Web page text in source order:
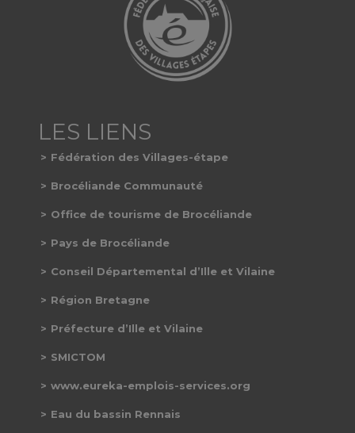
Fédération des Villages-étape
Brocéliande Communauté
Office de tourisme de Brocéliande
Pays de Brocéliande
Conseil Départemental d’Ille et Vilaine
Région Bretagne
Préfecture d’Ille et Vilaine
SMICTOM
www.eureka-emplois-services.org
Eau du bassin Rennais